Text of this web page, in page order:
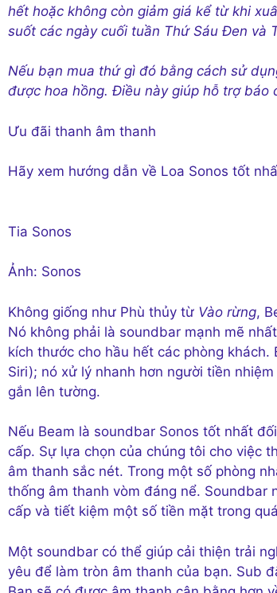
hết hoặc không còn giảm giá kể từ khi
suốt các ngày cuối tuần Thứ Sáu Đen và
Nếu bạn mua thứ gì đó bằng cách sử
được hoa hồng. Điều này giúp hỗ trợ báo
Ưu đãi thanh âm thanh
Hãy xem hướng dẫn về Loa Sonos tốt
Tia Sonos
Ảnh: Sonos
Không giống như Phù thủy từ Vào rừng,
Nó không phải là soundbar mạnh mẽ
kích thước cho hầu hết các phòng
Siri); nó xử lý nhanh hơn người tiền
gắn lên tường.
Nếu Beam là soundbar Sonos tốt nhất
cấp. Sự lựa chọn của chúng tôi cho việc
âm thanh sắc nét. Trong một số phòng
thống âm thanh vòm đáng nể. Soundbar
cấp và tiết kiệm một số tiền mặt trong
Một soundbar có thể giúp cải thiện trải
yêu để làm tròn âm thanh của bạn. Sub